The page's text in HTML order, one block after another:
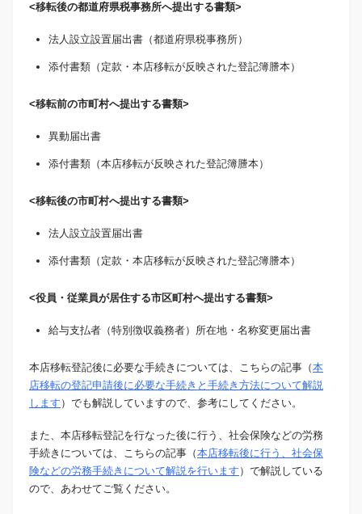
<移転後の都道府県税事務所へ提出する書類>
法人設立設置届出書（都道府県税事務所）
添付書類（定款・本店移転が反映された登記簿謄本）
<移転前の市町村へ提出する書類>
異動届出書
添付書類（本店移転が反映された登記簿謄本）
<移転後の市町村へ提出する書類>
法人設立設置届出書
添付書類（定款・本店移転が反映された登記簿謄本）
<役員・従業員が居住する市区町村へ提出する書類>
給与支払者（特別徴収義務者）所在地・名称変更届出書
本店移転登記後に必要な手続きについては、こちらの記事（本
店移転の登記申請後に必要な手続きと手続き方法について解説
します ）でも解説していますので、参考にしてください。
また、本店移転登記を行なった後に行う、社会保険などの労務
手続きについては、こちらの記事（本店移転後に行う、社会保
険などの労務手続きについて解説を行います ）で解説している
ので、あわせてご覧ください。